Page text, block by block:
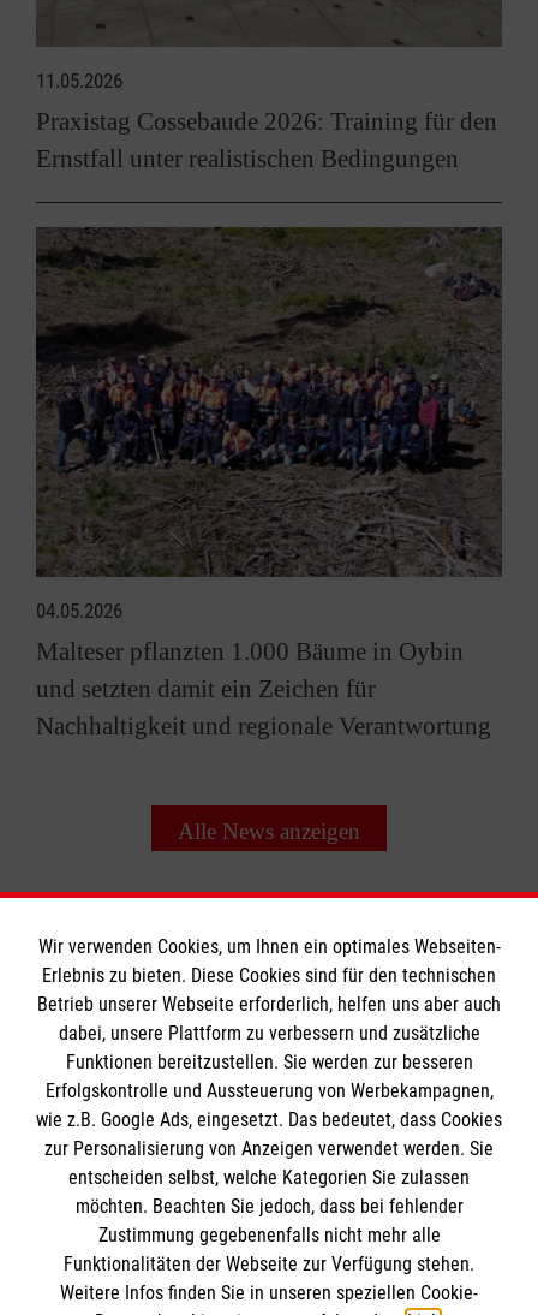
11.05.2026
Praxistag Cossebaude 2026: Training für den
Ernstfall unter realistischen Bedingungen
04.05.2026
Malteser pflanzten 1.000 Bäume in Oybin
und setzten damit ein Zeichen für
Nachhaltigkeit und regionale Verantwortung
Alle News anzeigen
Informationen
Impressum
Datenschutz
Barrierefreiheit
Kontakt
Die Malteser
Malteser in Deutschland
Malteserorden
Sharepoint
Spendenkonto
Wir verwenden Cookies, um Ihnen ein optimales Webseiten-
Erlebnis zu bieten. Diese Cookies sind für den technischen
Betrieb unserer Webseite erforderlich, helfen uns aber auch
dabei, unsere Plattform zu verbessern und zusätzliche
Funktionen bereitzustellen. Sie werden zur besseren
Erfolgskontrolle und Aussteuerung von Werbekampagnen,
wie z.B. Google Ads, eingesetzt. Das bedeutet, dass Cookies
zur Personalisierung von Anzeigen verwendet werden. Sie
entscheiden selbst, welche Kategorien Sie zulassen
möchten. Beachten Sie jedoch, dass bei fehlender
Zustimmung gegebenenfalls nicht mehr alle
Funktionalitäten der Webseite zur Verfügung stehen.
Weitere Infos finden Sie in unseren speziellen Cookie-